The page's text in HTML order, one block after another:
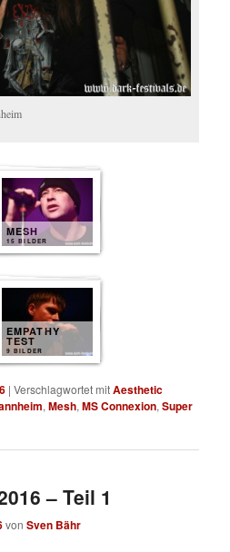
MESH
15 BILDER
EMPATHY
TEST
9 BILDER
|Verschlagwortet mitAesthetic
,Mesh,MS Connexion,Super
– Teil 1
vonSven Bähr